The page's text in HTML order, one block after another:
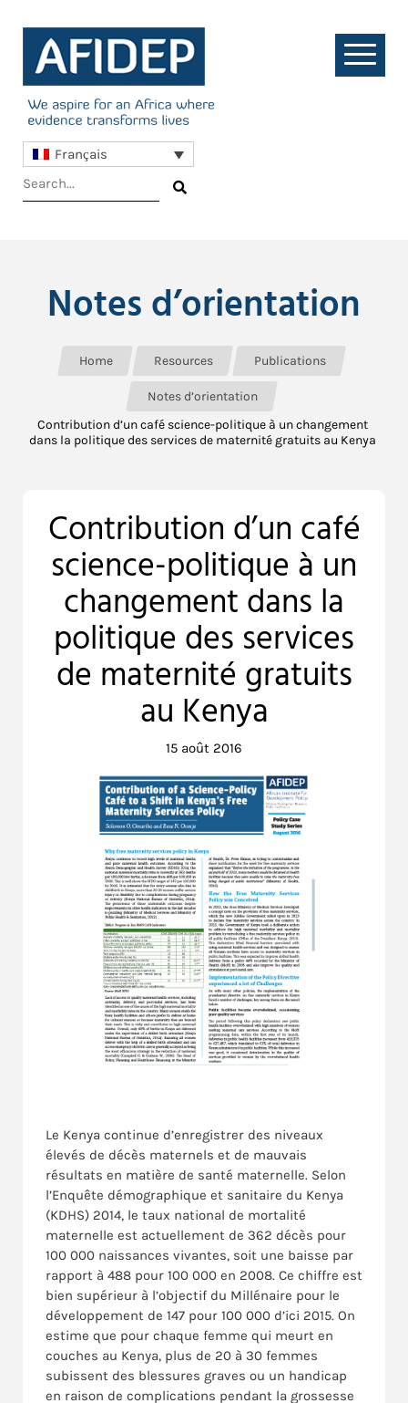
Français
Notes d’orientation
Home Resources Publications
Notes d’orientation
Contribution d’un café science-politique à un changement
dans la politique des services de maternité gratuits au Kenya
Contribution d’un café
science-politique à un
changement dans la
politique des services
de maternité gratuits
au Kenya
15 août 2016
Le Kenya continue d’enregistrer des niveaux
élevés de décès maternels et de mauvais
résultats en matière de santé maternelle. Selon
l’Enquête démographique et sanitaire du Kenya
(KDHS) 2014, le taux national de mortalité
maternelle est actuellement de 362 décès pour
100 000 naissances vivantes, soit une baisse par
rapport à 488 pour 100 000 en 2008. Ce chiffre est
bien supérieur à l’objectif du Millénaire pour le
développement de 147 pour 100 000 d’ici 2015. On
estime que pour chaque femme qui meurt en
couches au Kenya, plus de 20 à 30 femmes
subissent des blessures graves ou un handicap
en raison de complications pendant la grossesse